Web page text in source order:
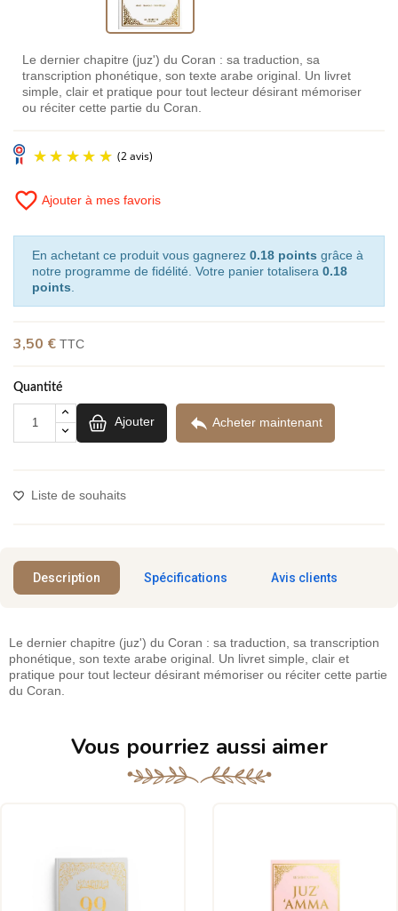
Le dernier chapitre (juz') du Coran : sa traduction, sa
transcription phonétique, son texte arabe original. Un livret
simple, clair et pratique pour tout lecteur désirant mémoriser
ou réciter cette partie du Coran.
favorite_border Ajouter à mes favoris
En achetant ce produit vous gagnerez 0.18 points grâce à
notre programme de fidélité. Votre panier totalisera 0.18
points
3,50 € TTC
Quantité
Ajouter  Acheter maintenant
Liste de souhaits
Description Spécifications Avis clients
Le dernier chapitre (juz') du Coran : sa traduction, sa transcription
phonétique, son texte arabe original. Un livret simple, clair et
pratique pour tout lecteur désirant mémoriser ou réciter cette partie
du Coran.
Vous pourriez aussi aimer